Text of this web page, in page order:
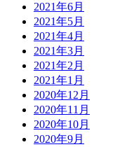
2021年6月
2021年5月
2021年4月
2021年3月
2021年2月
2021年1月
2020年12月
2020年11月
2020年10月
2020年9月